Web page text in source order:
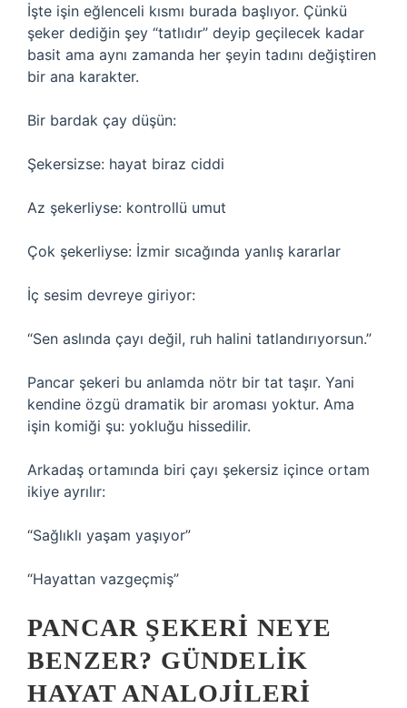
İşte işin eğlenceli kısmı burada başlıyor. Çünkü
şeker dediğin şey “tatlıdır” deyip geçilecek kadar
basit ama aynı zamanda her şeyin tadını değiştiren
bir ana karakter.
Bir bardak çay düşün:
Şekersizse: hayat biraz ciddi
Az şekerliyse: kontrollü umut
Çok şekerliyse: İzmir sıcağında yanlış kararlar
İç sesim devreye giriyor:
“Sen aslında çayı değil, ruh halini tatlandırıyorsun.”
Pancar şekeri bu anlamda nötr bir tat taşır. Yani
kendine özgü dramatik bir aroması yoktur. Ama
işin komiği şu: yokluğu hissedilir.
Arkadaş ortamında biri çayı şekersiz içince ortam
ikiye ayrılır:
“Sağlıklı yaşam yaşıyor”
“Hayattan vazgeçmiş”
PANCAR ŞEKERI NEYE
BENZER? GÜNDELIK
HAYAT ANALOJILERI